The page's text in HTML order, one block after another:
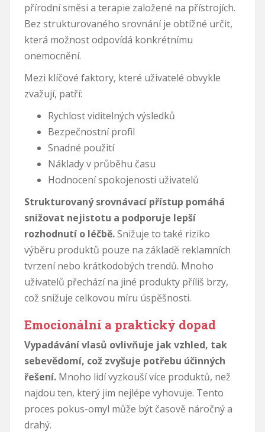
přírodní směsi a terapie založené na přístrojích.
Bez strukturovaného srovnání je obtížné určit,
která možnost odpovídá konkrétnímu
onemocnění.
Mezi klíčové faktory, které uživatelé obvykle
zvažují, patří:
Rychlost viditelných výsledků
Bezpečnostní profil
Snadné použití
Náklady v průběhu času
Hodnocení spokojenosti uživatelů
Strukturovaný srovnávací přístup pomáhá
snižovat nejistotu a podporuje lepší
rozhodnutí o léčbě.Snižuje to také riziko
výběru produktů pouze na základě reklamních
tvrzení nebo krátkodobých trendů. Mnoho
uživatelů přechází na jiné produkty příliš brzy,
což snižuje celkovou míru úspěšnosti.
Emocionální a praktický dopad
Vypadávání vlasů ovlivňuje jak vzhled, tak
sebevědomí, což zvyšuje potřebu účinných
řešení. Mnoho lidí vyzkouší více produktů, než
najdou ten, který jim nejlépe vyhovuje. Tento
proces pokus-omyl může být časově náročný a
drahý.